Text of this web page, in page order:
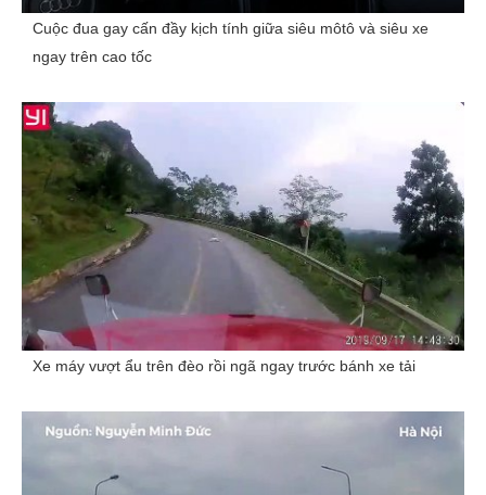
Cuộc đua gay cấn đầy kịch tính giữa siêu môtô và siêu xe
ngay trên cao tốc
Xe máy vượt ẩu trên đèo rồi ngã ngay trước bánh xe tải